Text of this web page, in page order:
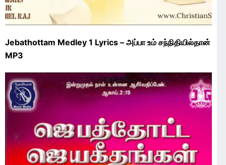
Jebathottam Medley 1 Lyrics – அப்பா உம் சந்நிதியில்தான்
MP3